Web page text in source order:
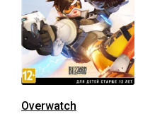
Overwatch